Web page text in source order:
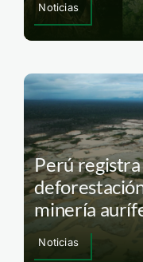
Noticias
Perú
minería
Noticias